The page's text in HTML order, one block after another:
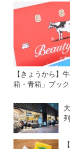
【きょうから】
箱・青箱」ブッ
阪で無料配布！
に「牛のカード